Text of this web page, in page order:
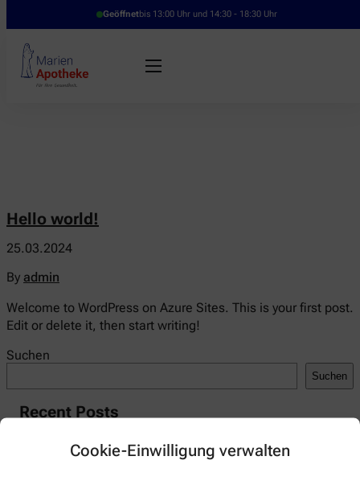
Cookie-Einwilligung verwalten
Geöffnetbis 13:00 Uhr und 14:30 - 18:30 Uhr
Hello world!
25.03.2024
By admin
Welcome to WordPress on Azure Sites. This is your first post.
Edit or delete it, then start writing!
Suchen
Suchen
Recent Posts
Hello world!